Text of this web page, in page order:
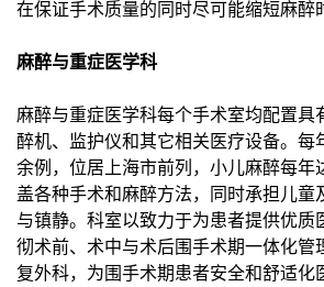
在保证手术质量的同时尽可能缩短麻醉
麻醉与重症医学科
麻醉与重症医学科每个手术室均配置具
醉机、监护仪和其它相关医疗设备。每
余例，位居上海市前列，小儿麻醉每年
盖各种手术和麻醉方法，同时承担儿童
与镇静。科室以致力于为患者提供优质
彻术前、术中与术后围手术期一体化管
复外科，为围手术期患者安全和舒适化